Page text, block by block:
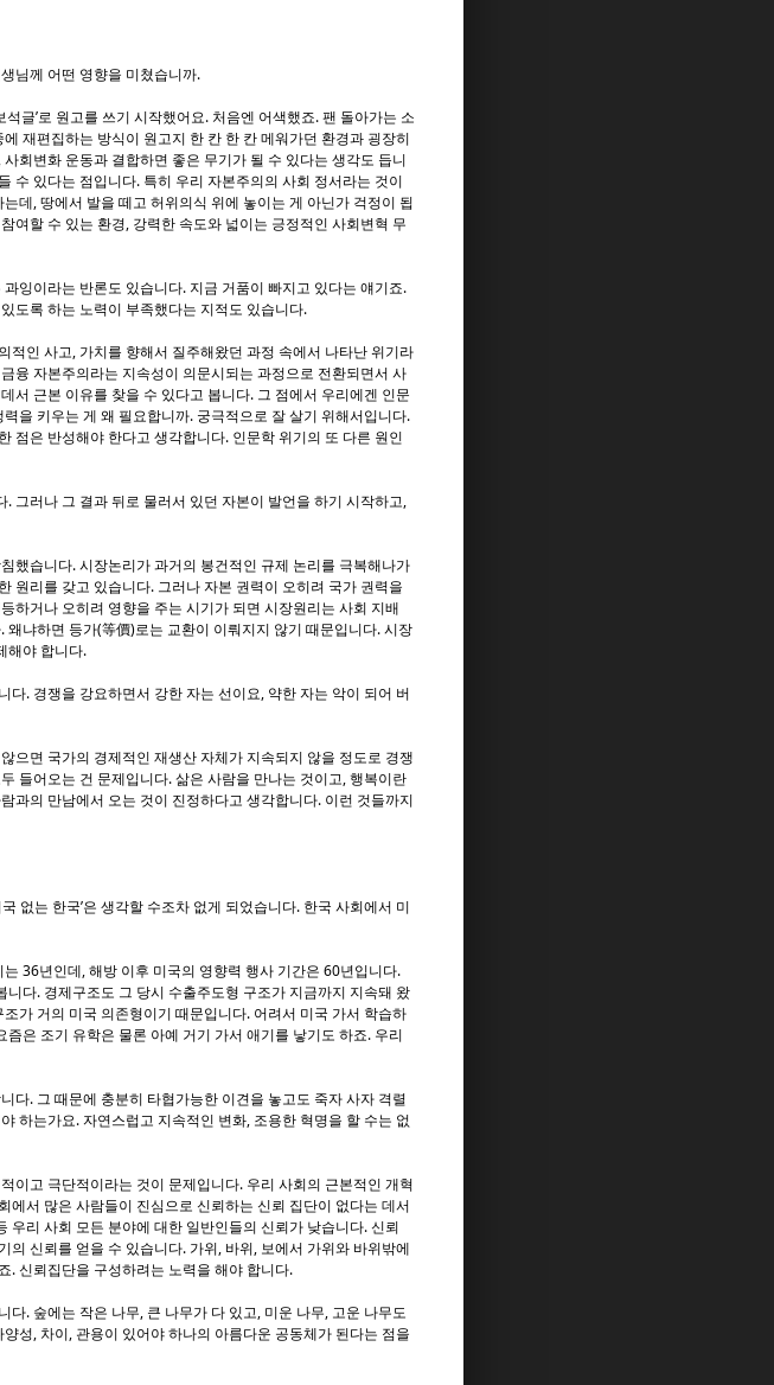
님께 어떤 영향을 미쳤습니까.
글’로 원고를 쓰기 시작했어요. 처음엔 어색했죠. 팬 돌아가는 소
재편집하는 방식이 원고지 한 칸 한 칸 메워가던 환경과 굉장히
회변화 운동과 결합하면 좋은 무기가 될 수 있다는 생각도 듭니
수 있다는 점입니다. 특히 우리 자본주의의 사회 정서라는 것이
데, 땅에서 발을 떼고 허위의식 위에 놓이는 게 아닌가 걱정이 됩
여할 수 있는 환경, 강력한 속도와 넓이는 긍정적인 사회변혁 무
잉이라는 반론도 있습니다. 지금 거품이 빠지고 있다는 얘기죠.
도록 하는 노력이 부족했다는 지적도 있습니다.
인 사고, 가치를 향해서 질주해왔던 과정 속에서 나타난 위기라
융 자본주의라는 지속성이 의문시되는 과정으로 전환되면서 사
서 근본 이유를 찾을 수 있다고 봅니다. 그 점에서 우리에겐 인문
을 키우는 게 왜 필요합니까. 궁극적으로 잘 살기 위해서입니다.
점은 반성해야 한다고 생각합니다. 인문학 위기의 또 다른 원인
그러나 그 결과 뒤로 물러서 있던 자본이 발언을 하기 시작하고,
했습니다. 시장논리가 과거의 봉건적인 규제 논리를 극복해나가
원리를 갖고 있습니다. 그러나 자본 권력이 오히려 국가 권력을
하거나 오히려 영향을 주는 시기가 되면 시장원리는 사회 지배
냐하면 등가(等價)로는 교환이 이뤄지지 않기 때문입니다. 시장
해야 합니다.
. 경쟁을 강요하면서 강한 자는 선이요, 약한 자는 악이 되어 버
으면 국가의 경제적인 재생산 자체가 지속되지 않을 정도로 경쟁
들어오는 건 문제입니다. 삶은 사람을 만나는 것이고, 행복이란
과의 만남에서 오는 것이 진정하다고 생각합니다. 이런 것들까지
없는 한국’은 생각할 수조차 없게 되었습니다. 한국 사회에서 미
36년인데, 해방 이후 미국의 영향력 행사 기간은 60년입니다.
다. 경제구조도 그 당시 수출주도형 구조가 지금까지 지속돼 왔
가 거의 미국 의존형이기 때문입니다. 어려서 미국 가서 학습하
은 조기 유학은 물론 아예 거기 가서 애기를 낳기도 하죠. 우리
다. 그 때문에 충분히 타협가능한 이견을 놓고도 죽자 사자 격렬
하는가요. 자연스럽고 지속적인 변화, 조용한 혁명을 할 수는 없
이고 극단적이라는 것이 문제입니다. 우리 사회의 근본적인 개혁
서 많은 사람들이 진심으로 신뢰하는 신뢰 집단이 없다는 데서
우리 사회 모든 분야에 대한 일반인들의 신뢰가 낮습니다. 신뢰
신뢰를 얻을 수 있습니다. 가위, 바위, 보에서 가위와 바위밖에
. 신뢰집단을 구성하려는 노력을 해야 합니다.
. 숲에는 작은 나무, 큰 나무가 다 있고, 미운 나무, 고운 나무도
성, 차이, 관용이 있어야 하나의 아름다운 공동체가 된다는 점을